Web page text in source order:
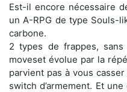
Est-il encore nécessaire
un A-RPG de type Souls-
carbone.
2 types de frappes,
moveset évolue par la
parvient pas à vous
switch d’armement. Et